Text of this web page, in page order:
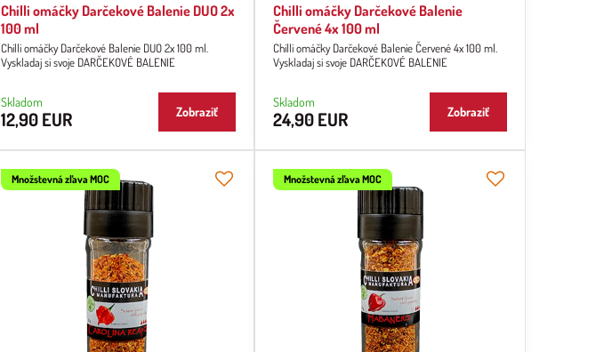
Chilli omáčky Darčekové Balenie DUO 2x
100 ml
Chilli omáčky Darčekové Balenie DUO 2x 100 ml.
Vyskladaj si svoje DARČEKOVÉ BALENIE
Skladom
12,90 EUR Zobraziť
Chilli omáčky Darčekové Balenie
Červené 4x 100 ml
Chilli omáčky Darčekové Balenie Červené 4x 100 ml.
Vyskladaj si svoje DARČEKOVÉ BALENIE
Skladom
24,90 EUR Zobraziť
Množstevná zľava MOC Množstevná zľava MOC